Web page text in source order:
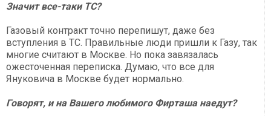
Значит все-таки ТС?
Газовый контракт точно перепишут, даже без
вступления в ТС. Правильные люди пришли к Газу, так
многие считают в Москве. Но пока завязалась
ожесточенная переписка. Думаю, что все для
Януковича в Москве будет нормально.
Говорят, и на Вашего любимого Фирташа наедут?